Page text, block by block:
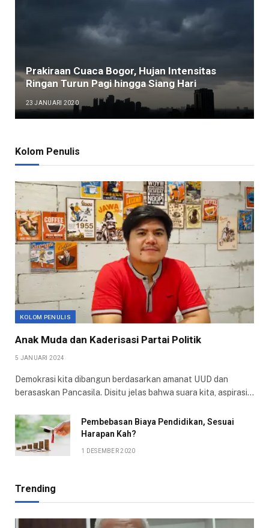
Prakiraan Cuaca Bogor, Hujan Intensitas
Ringan Turun Pagi hingga Siang Hari
23 JANUARI 2020
Kolom Penulis
KOLOM PENULIS
Anak Muda dan Kaderisasi Partai Politik
5 JANUARI 2024
Demokrasi kita dibangun berdasarkan amanat UUD dan
berasaskan Pancasila. Disitu jelas bahwa suara kita, aspirasi…
Pembebasan Biaya Pendidikan, Sesuai
Harapan Kah?
1 DESEMBER 2020
Trending